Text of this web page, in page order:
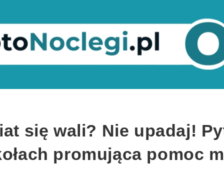
się wali? Nie upadaj!
promująca pomoc